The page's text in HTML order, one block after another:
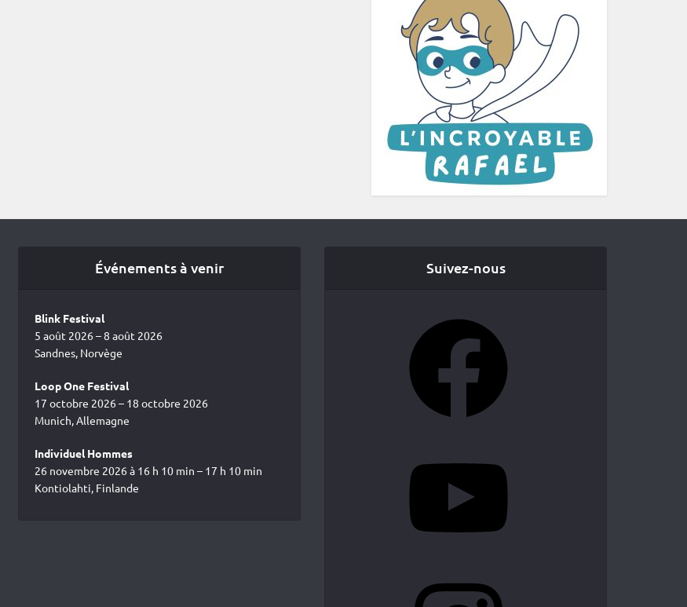
Événements à venir
Blink Festival
5 août 2026 – 8 août 2026
Sandnes, Norvège
Loop One Festival
17 octobre 2026 – 18 octobre 2026
Munich, Allemagne
Individuel Hommes
26 novembre 2026 à 16 h 10 min – 17 h 10 min
Kontiolahti, Finlande
Suivez-nous